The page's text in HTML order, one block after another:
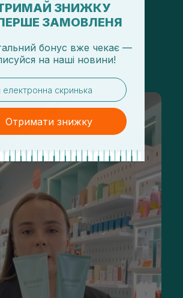
в Instagram
ЗНИЖКУ
ЗАМОВЛЕНЯ
бонус вже чекає —
на наші новини!
Отримати знижку